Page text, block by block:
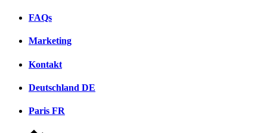
FAQs
Marketing
Kontakt
Deutschland DE
Paris FR